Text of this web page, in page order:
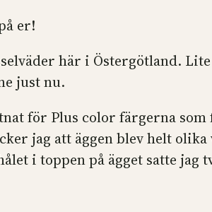
er!
här i Östergötland.
just nu.
för Plus color färgerna
jag att äggen blev helt
i toppen på ägget satte jag